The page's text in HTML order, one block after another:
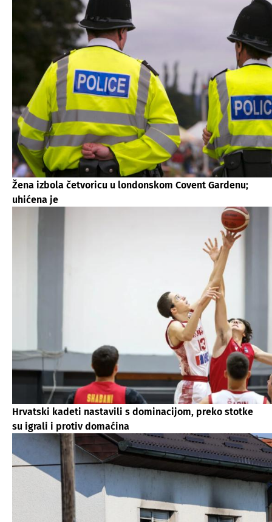
Žena izbola četvoricu u londonskom Covent Gardenu;
uhićena je
Hrvatski kadeti nastavili s dominacijom, preko stotke
su igrali i protiv domaćina